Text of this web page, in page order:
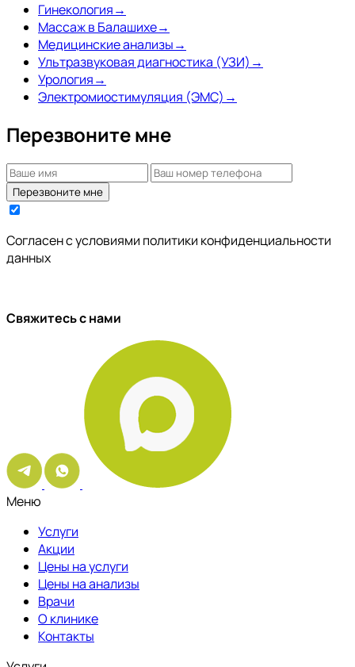
Плазмотерапия
Фотоомоложение
Лазерная эпиляция
Удаление новообразований кожи
Удаление сосудистых изменений
Перманентный макияж
Удаление тату и ПМ
Прокол ушей
Гинекология→
Массаж в Балашихе→
Медицинские анализы→
Ультразвуковая диагностика (УЗИ) →
Урология→
Электромиостимуляция (ЭМС) →
Перезвоните мне
Перезвоните мне
Согласен с условиями политики конфиденциальности
данных
Свяжитесь с нами
Меню
Услуги
Акции
Цены на услуги
Цены на анализы
Врачи
О клинике
Контакты